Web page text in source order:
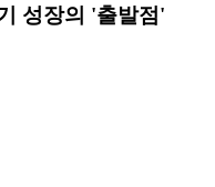
성장의 '출발점'